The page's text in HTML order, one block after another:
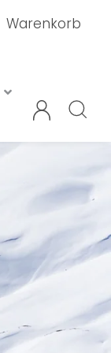
Warenkorb